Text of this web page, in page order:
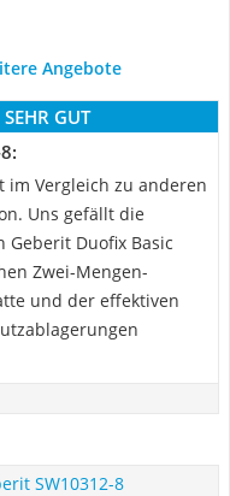
Angebote
SEHR GUT
im Vergleich zu anderen
Uns gefällt die
Duofix Basic
Zwei-Mengen-
und der effektiven
SW10312-8